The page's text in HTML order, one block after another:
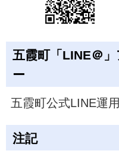
五霞町「LINE＠
ー
五霞町公式LINE運
注記